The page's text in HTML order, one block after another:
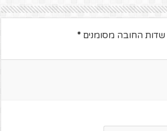
שדות החובה מסומנים*